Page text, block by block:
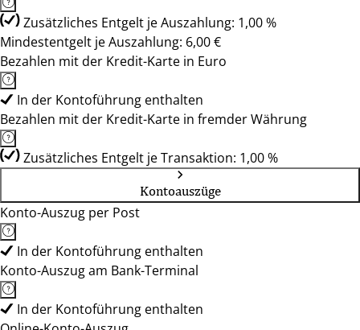
Zusätzliches Entgelt je Auszahlung: 1,00 %
Mindestentgelt je Auszahlung: 6,00 €
Bezahlen mit der Kredit-Karte in Euro
In der Kontoführung enthalten
Bezahlen mit der Kredit-Karte in fremder Währung
Zusätzliches Entgelt je Transaktion: 1,00 %
Kontoauszüge
Konto-Auszug per Post
In der Kontoführung enthalten
Konto-Auszug am Bank-Terminal
In der Kontoführung enthalten